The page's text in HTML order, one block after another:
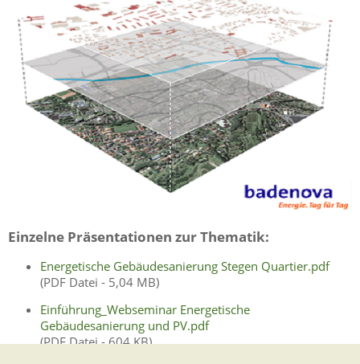
Einzelne Präsentationen zur Thematik:
Energetische Gebäudesanierung Stegen Quartier.pdf
(PDF Datei - 5,04 MB)
Einführung_Webseminar Energetische
Gebäudesanierung und PV.pdf
(PDF Datei - 604 KB)